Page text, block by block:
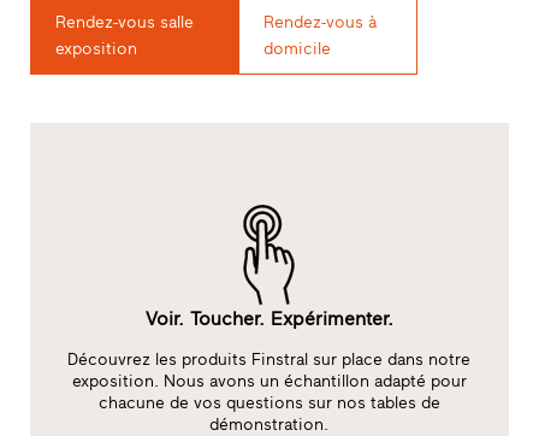
Rendez-vous salle
exposition
Rendez-vous à
domicile
Voir. Toucher. Expérimenter.
Découvrez les produits Finstral sur place dans notre
exposition. Nous avons un échantillon adapté pour
chacune de vos questions sur nos tables de
démonstration.